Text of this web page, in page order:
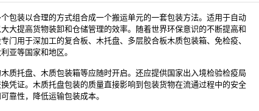
包装以合理的方式组合成一个搬运单元的一套包装方法。适用于自动
大提高货物装卸和仓储管理的效率。随着世界环保意识的不断提高和
门用于深加工的复合板、木托盘、多层胶合板木质包装箱、免检疫、
亚等国家和地区。
质托盘、木质包装箱等应随时开启。还应提供国家出入境检验检疫局
凭证。木质托盘包装的质量直接影响到包装货物在流通过程中的安全
靠性，降低运输包装成本。